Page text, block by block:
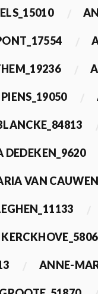
DEDEKEN_9620
VAN
ANNE-